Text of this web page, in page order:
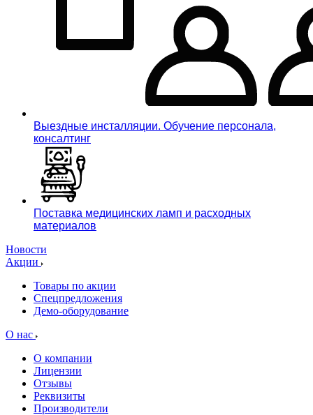
Выездные инсталляции. Обучение персонала,
консалтинг
Поставка медицинских ламп и расходных
материалов
Новости
Акции
Товары по акции
Спецпредложения
Демо-оборудование
О нас
О компании
Лицензии
Отзывы
Реквизиты
Производители